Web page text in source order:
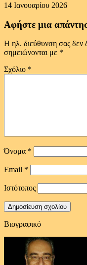
14 Ιανουαρίου 2026
Αφήστε μια
Η ηλ. διεύθυνση σας δεν
σημειώνονται με *
Σχόλιο *
Όνομα *
Email *
Ιστότοπος
Βιογραφικό